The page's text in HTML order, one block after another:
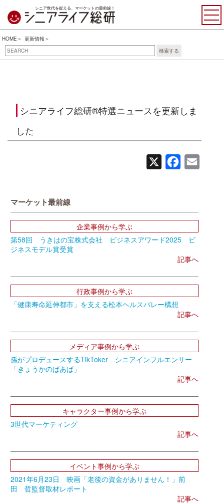
シニア世代を捉える、マーケットの最前線！
HOME
更新情報
検索する
シニアライフ総研®特選ニュースを更新しま
した
Facebook
マーケット最前線
企業事例から学ぶ
第58回 うきはの宝株式会社 ビジネスアワード2025 ビ
ジネスモデル賞受賞
記事へ
行政事例から学ぶ
「健康寿命延伸都市」を支える松本ヘルスバレー構想
記事へ
メディア事例から学ぶ
孫がプロデュースするTikToker シニアインフルエンサー
「きょうかのばあば」
記事へ
キャラクター事例から学ぶ
3世代マーケティング
記事へ
イベント事例から学ぶ
2021年6月23日 映画「老後の資金がありません！」前
田 哲監督取材レポート
記事へ